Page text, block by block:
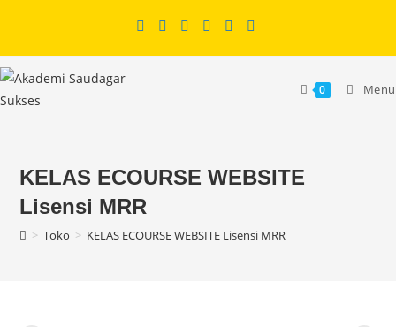
content
0 Menu
KELAS ECOURSE WEBSITE
Lisensi MRR
> Toko > KELAS ECOURSE WEBSITE Lisensi MRR